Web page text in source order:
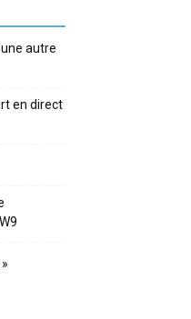
autre
en direct